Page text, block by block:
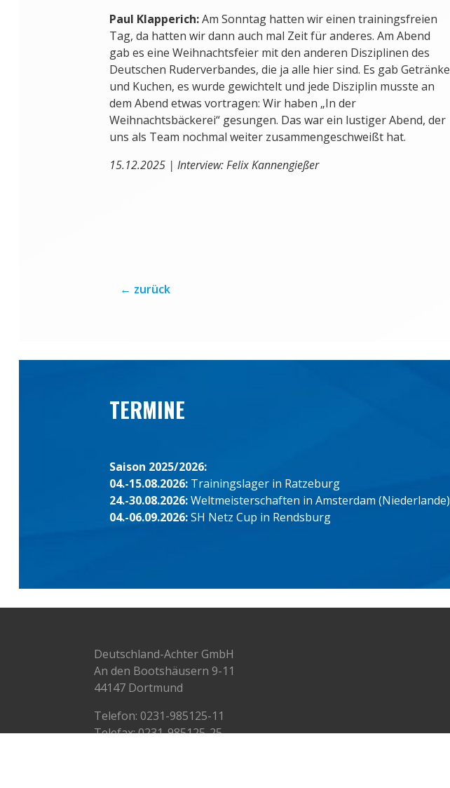
Paul Klapperich:Am Sonntag hatten wir einen trainingsfreien
Tag, da hatten wir dann auch mal Zeit für anderes. Am Abend
gab es eine Weihnachtsfeier mit den anderen Disziplinen des
Deutschen Ruderverbandes, die ja alle hier sind. Es gab Getränke
und Kuchen, es wurde gewichtelt und jede Disziplin musste an
dem Abend etwas vortragen: Wir haben „In der
Weihnachtsbäckerei“ gesungen. Das war ein lustiger Abend, der
uns als Team nochmal weiter zusammengeschweißt hat.
15.12.2025 | Interview: Felix Kannengießer
← zurück
TERMINE
Saison 2025/2026:
04.-15.08.2026: Trainingslager in Ratzeburg
24.-30.08.2026:Weltmeisterschaften in Amsterdam (Niederlande)
04.-06.09.2026:SH Netz Cup in Rendsburg
Deutschland-Achter GmbH
An den Bootshäusern 9-11
44147 Dortmund
Telefon: 0231-985125-11
Telefax: 0231-985125-25